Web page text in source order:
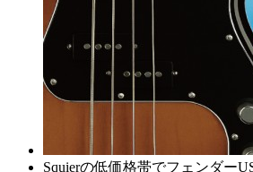
Squierの低価格帯でフェンダー